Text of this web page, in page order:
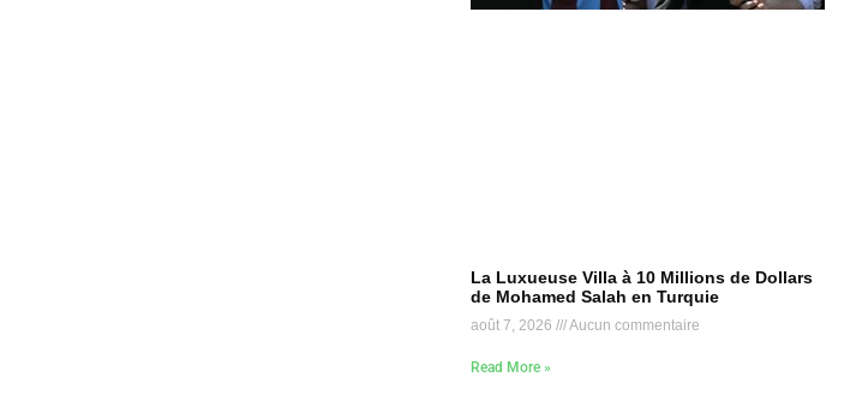
La Luxueuse Villa à 10 Millions de Dollars
de Mohamed Salah en Turquie
août 7, 2026 Aucun commentaire
Read More »